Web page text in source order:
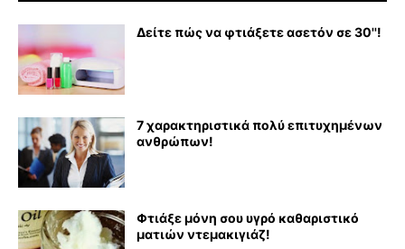
Δείτε πώς να φτιάξετε ασετόν σε 30''!
7 χαρακτηριστικά πολύ επιτυχημένων
ανθρώπων!
Φτιάξε μόνη σου υγρό καθαριστικό
ματιών ντεμακιγιάζ!